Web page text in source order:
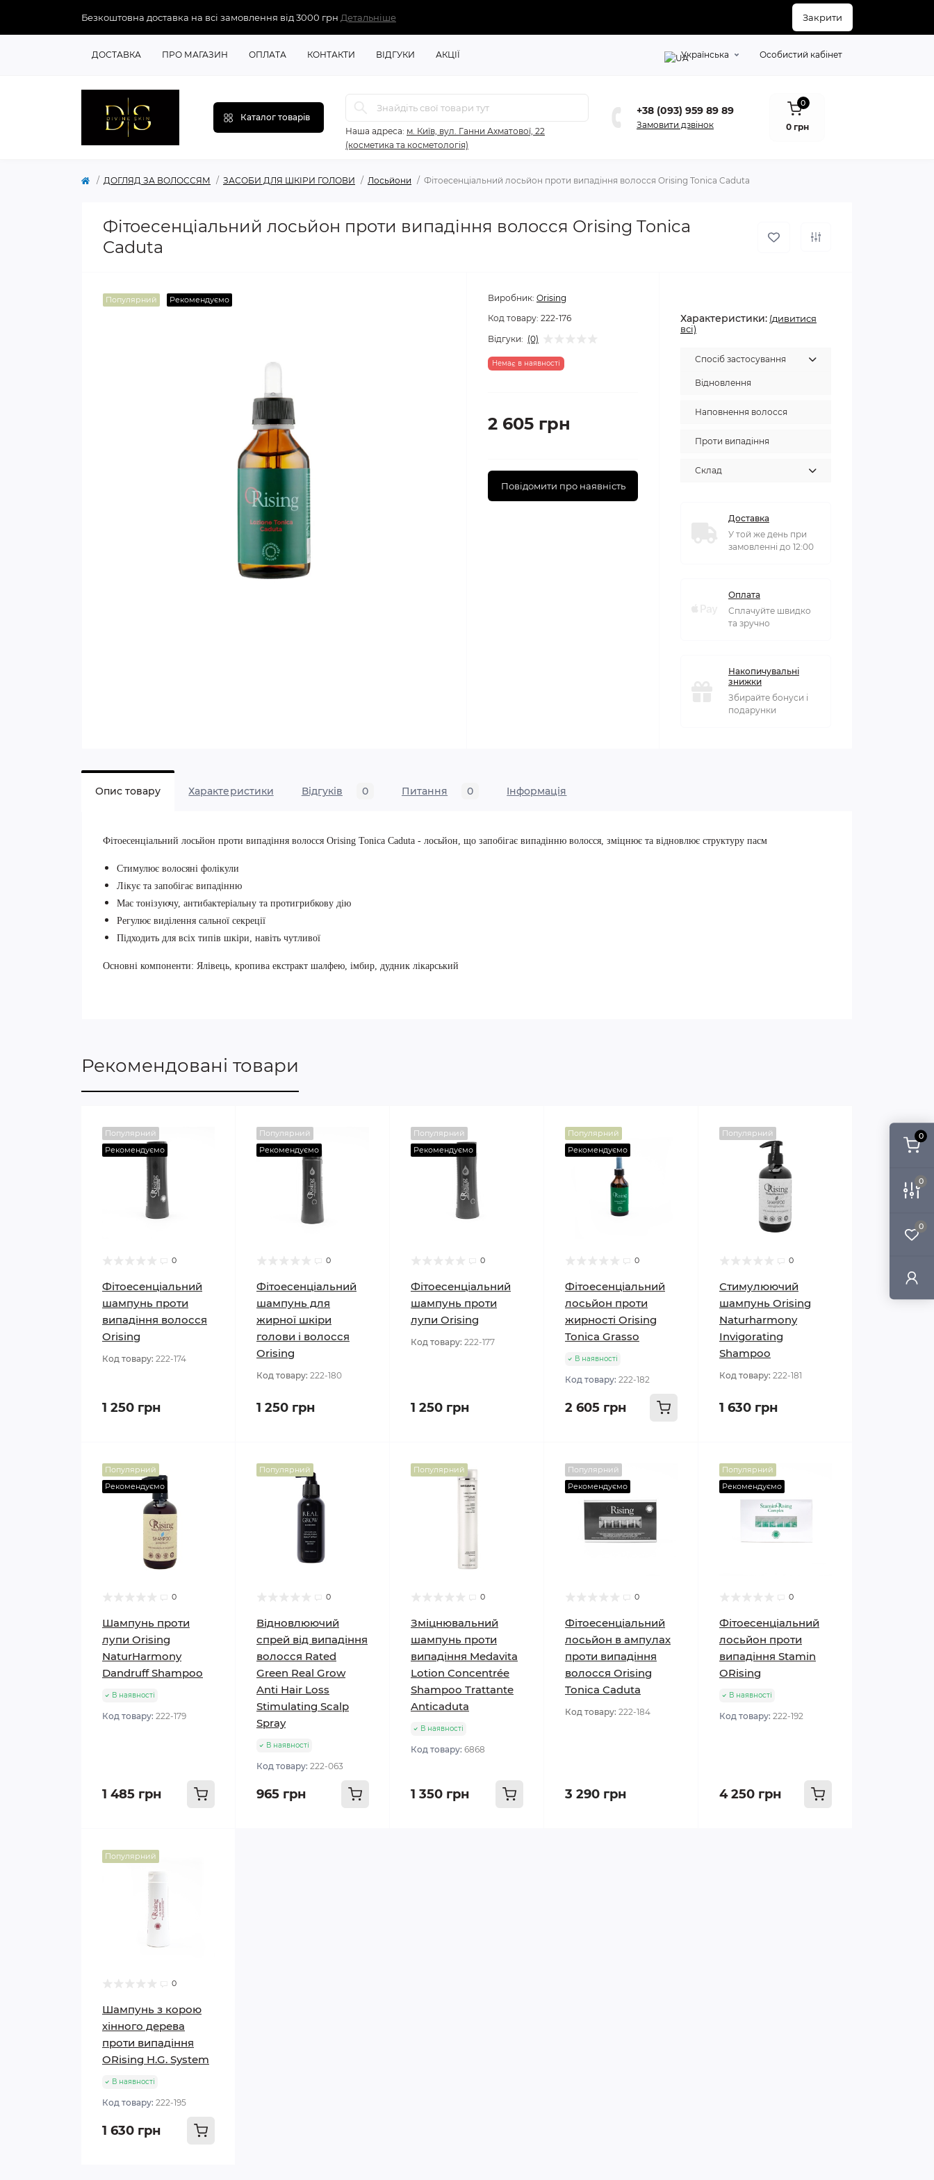
0
0
0
Безкоштовна доставка на всі замовлення від 3000 грн Детальніше Закрити
ДОСТАВКА ПРО МАГАЗИН ОПЛАТА КОНТАКТИ ВІДГУКИ АКЦІЇ Українська Особистий кабінет
Каталог товарів
Наша адреса: м. Київ, вул. Ганни Ахматової, 22
(косметика та косметологія)
+38 (093) 959 89 89
Замовити дзвінок
0
0 грн
ДОГЛЯД ЗА ВОЛОССЯМ ЗАСОБИ ДЛЯ ШКІРИ ГОЛОВИ Лосьйони Фітоесенціальний лосьйон проти випадіння волосся Orising Tonica Caduta
Фітоесенціальний лосьйон проти випадіння волосся Orising Tonica
Caduta
Популярний Рекомендуємо Виробник: Orising
Код товару: 222-176
Відгуки: (0)
Немає в наявності
2 605 грн
Повідомити про наявність
Характеристики: (дивитися
всі)
Спосіб застосування
Відновлення
Наповнення волосся
Проти випадіння
Склад
Доставка
У той же день при
замовленні до 12:00
Оплата
Сплачуйте швидко
та зручно
Накопичувальні
знижки
Збирайте бонуси і
подарунки
Опис товару Характеристики Відгуків 0 Питання 0 Iнформація
Фітоесенціальний лосьйон проти випадіння волосся Orising Tonica Caduta - лосьйон, що запобігає випадінню волосся, зміцнює та відновлює структуру пасм
Стимулює волосяні фолікули
Лікує та запобігає випадінню
Має тонізуючу, антибактеріальну та протигрибкову дію
Регулює виділення сальної секреції
Підходить для всіх типів шкіри, навіть чутливої
Основні компоненти: Ялівець, кропива екстракт шалфею, імбир, дудник лікарський
Рекомендовані товари
Популярний
Рекомендуємо
0
Фітоесенціальний
шампунь проти
випадіння волосся
Orising
Код товару: 222-174
1 250 грн
Популярний
Рекомендуємо
0
Фітоесенціальний
шампунь для
жирної шкіри
голови і волосся
Orising
Код товару: 222-180
1 250 грн
Популярний
Рекомендуємо
0
Фітоесенціальний
шампунь проти
лупи Orising
Код товару: 222-177
1 250 грн
Популярний
Рекомендуємо
0
Фітоесенціальний
лосьйон проти
жирності Orising
Tonica Grasso
В наявності
Код товару: 222-182
2 605 грн
Популярний
0
Стимулюючий
шампунь Orising
Naturharmony
Invigorating
Shampoo
Код товару: 222-181
1 630 грн
Популярний
Рекомендуємо
0
Шампунь проти
лупи Orising
NaturHarmony
Dandruff Shampoo
В наявності
Код товару: 222-179
1 485 грн
Популярний
0
Відновлюючий
спрей від випадіння
волосся Rated
Green Real Grow
Anti Hair Loss
Stimulating Scalp
Spray
В наявності
Код товару: 222-063
965 грн
Популярний
0
Зміцнювальний
шампунь проти
випадіння Medavita
Lotion Concentrée
Shampoo Trattante
Anticaduta
В наявності
Код товару: 6868
1 350 грн
Популярний
Рекомендуємо
0
Фітоесенціальний
лосьйон в ампулах
проти випадіння
волосся Orising
Tonica Caduta
Код товару: 222-184
3 290 грн
Популярний
Рекомендуємо
0
Фітоесенціальний
лосьйон проти
випадіння Stamin
ORising
В наявності
Код товару: 222-192
4 250 грн
Популярний
0
Шампунь з корою
хінного дерева
проти випадіння
ORising H.G. System
В наявності
Код товару: 222-195
1 630 грн